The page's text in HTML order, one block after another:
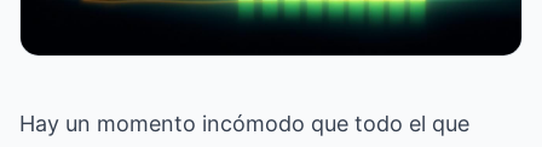
Hay un momento incómodo que todo el que